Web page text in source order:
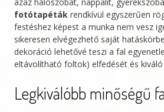
azaz hálószobát, nappalit,
fotótapéták rendkívül egyszerűen
festéshez képest a munka nem vesz
sikeresen elvégezhető saját
dekoráció lehetővé teszi a fal
eltávolítható foltok) elfedését és
Legkiválóbb minőségű